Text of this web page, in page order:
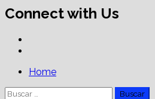
Connect with Us
PrimaryHome
Buscar: